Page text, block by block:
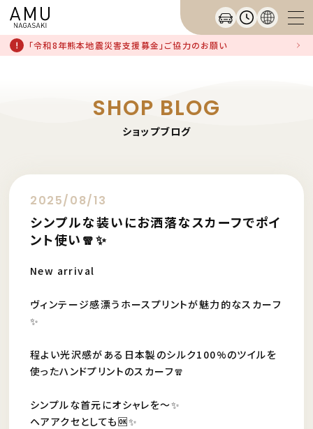
「令和8年熊本地震災害支援募金」ご協力のお願い
SHOP BLOG
ショップブログ
2025/08/13
シンプルな装いにお洒落なスカーフでポイ
ント使い🧣✨
New arrival
ヴィンテージ感漂うホースプリントが魅力的なスカーフ
✨
程よい光沢感がある日本製のシルク100%のツイルを
使ったハンドプリントのスカーフ🧣
シンプルな首元にオシャレを〜✨
ヘアアクセとしても🆗✨